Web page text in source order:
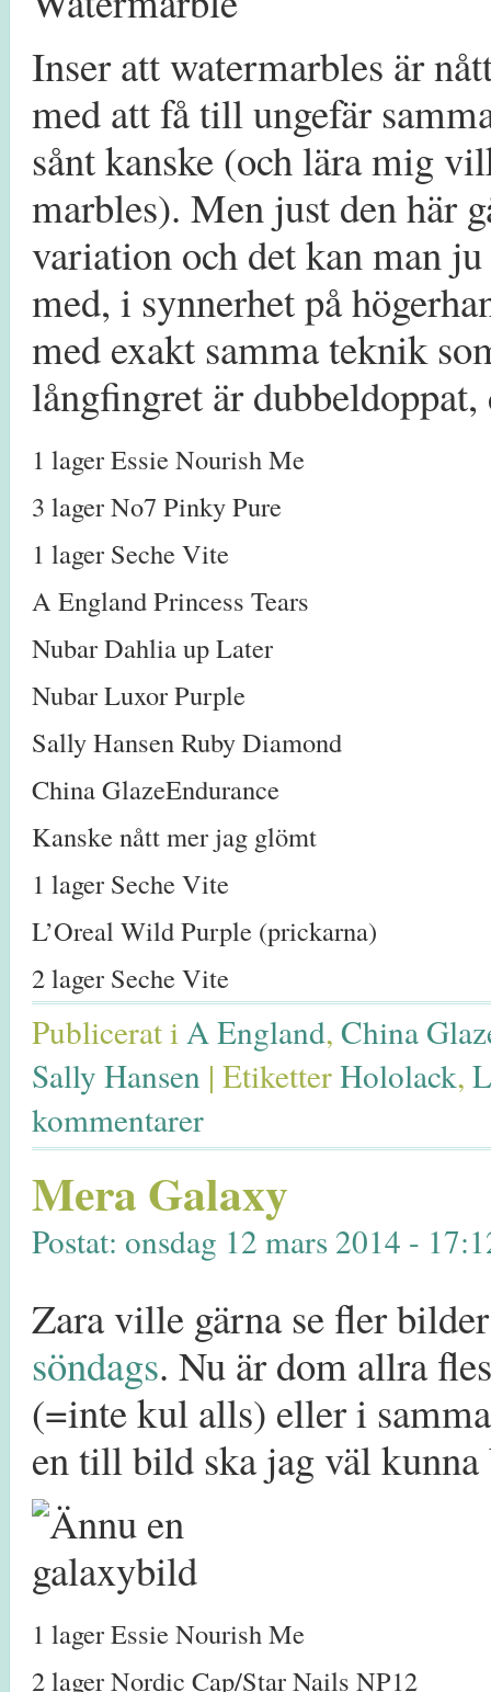
Inser att watermarbles är
med att få till ungefär
sånt kanske (och lära mig
marbles). Men just den här
variation och det kan man
med, i synnerhet på
med exakt samma teknik
långfingret är
1 lager Essie Nourish Me
3 lager No7 Pinky Pure
1 lager Seche Vite
A England Princess Tears
Nubar Dahlia up Later
Nubar Luxor Purple
Sally Hansen Ruby Diamond
China GlazeEndurance
Kanske nått mer jag glömt
1 lager Seche Vite
L’Oreal Wild Purple (prickarna)
2 lager Seche Vite
Publicerat i A England, China
Sally Hansen | EtiketterHololack,
kommentarer
Mera Galaxy
Postat: onsdag 12 mars 2014 -
Zara ville gärna se fler
söndags. Nu är dom allra
(=inte kul alls) eller i
en till bild ska jag väl
1 lager Essie Nourish Me
2 lager Nordic Cap/Star Nails NP12